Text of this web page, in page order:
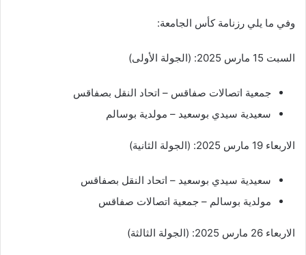
وفي ما يلي رزنامة كأس الجامعة:
السبت 15 مارس 2025: (الجولة الأولى)
جمعية اتصالات صفاقس – اتحاد النقل بصفاقس
سعيدية سيدي بوسعيد – مولدية بوسالم
الاربعاء 19 مارس 2025: (الجولة الثانية)
سعيدية سيدي بوسعيد – اتحاد النقل بصفاقس
مولدية بوسالم – جمعية اتصالات صفاقس
الاربعاء 26 مارس 2025: (الجولة الثالثة)